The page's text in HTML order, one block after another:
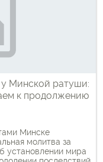
Минской ратуши:
к продолжению
Минске
молитва за
установлении мира